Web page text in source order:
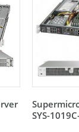
SYS-